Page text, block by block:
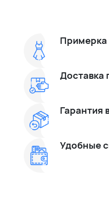
Примерка
Доставка
Гарантия
Удобные